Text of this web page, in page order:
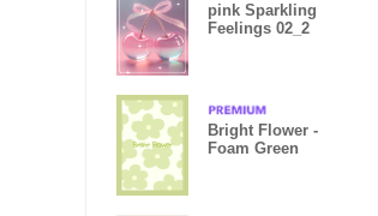
pink Sparkling
Feelings 02_2
Bright Flower -
Foam Green